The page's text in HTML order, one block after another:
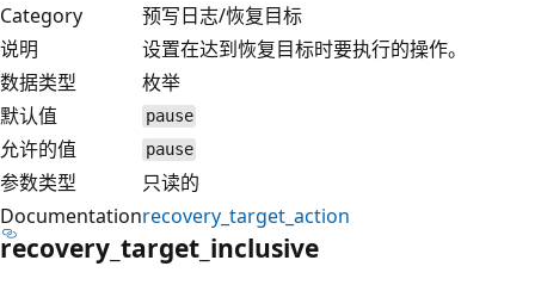
Category
预写日志/恢复目标
说明
设置在达到恢复目标时要执行的操作。
数据类型
枚举
默认值
pause
允许的值 pause
参数类型
只读的
Documentationrecovery_target_action
recovery_target_inclusive